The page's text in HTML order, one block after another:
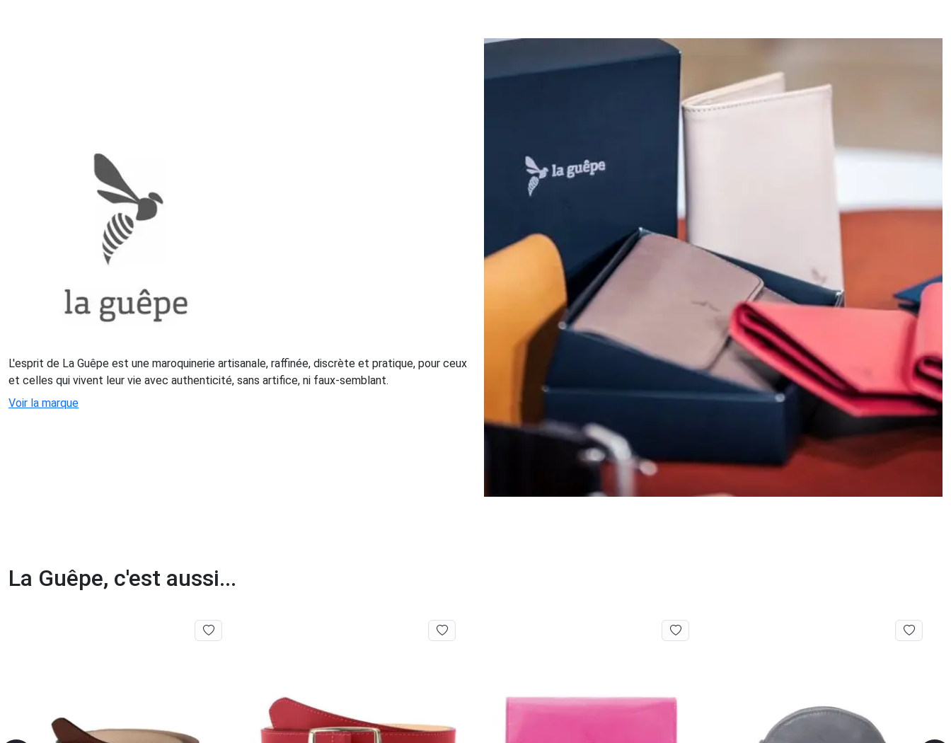
L'esprit de La Guêpe est une maroquinerie artisanale, raffinée, discrète et pratique, pour ceux
et celles qui vivent leur vie avec authenticité, sans artifice, ni faux-semblant.
Voir la marque
La Guêpe, c'est aussi...